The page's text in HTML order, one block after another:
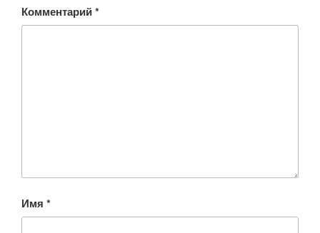
Комментарий*
Имя *